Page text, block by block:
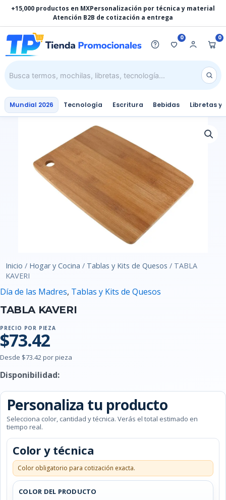
contenido
+15,000 productos en MXPersonalización por técnica y material
Atención B2B de cotización a entrega
0 0
Mundial 2026 Tecnología Escritura Bebidas Libretas y
Inicio / Hogar y Cocina / Tablas y Kits de Quesos / TABLA
KAVERI
Día de las Madres, Tablas y Kits de Quesos
TABLA KAVERI
PRECIO POR PIEZA
$73.42
Desde $73.42 por pieza
Disponibilidad:
Personaliza tu producto
Selecciona color, cantidad y técnica. Verás el total estimado en
tiempo real.
Color y técnica
Color obligatorio para cotización exacta.
COLOR DEL PRODUCTO